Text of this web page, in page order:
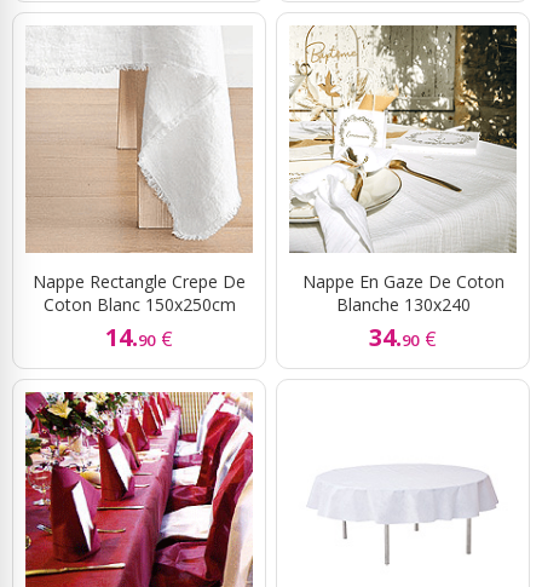
Nappe Rectangle Crepe De
Coton Blanc 150x250cm
14.90 €
Nappe En Gaze De Coton
Blanche 130x240
34.90 €